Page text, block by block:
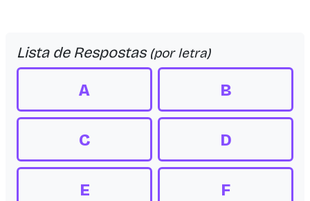
Lista de Respostas (por letra)
A B
C D
E F